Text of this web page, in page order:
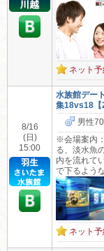
ネット
8/16
(日)
15:00
水族館デー
集18vs18【
男性
※会場案内
る、淡水魚
内を流れて
で下るよう
ネット